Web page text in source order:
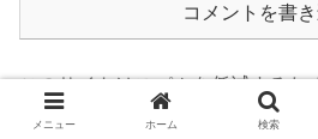
コメントを書
このサイトはスパムを低減するた
います。
コメントデータの処理方
メニュー ホーム 検索